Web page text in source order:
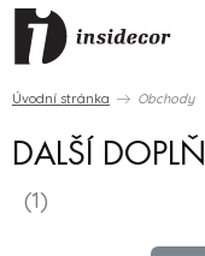
Úvodní stránka Obchody
DALŠÍ
(1)